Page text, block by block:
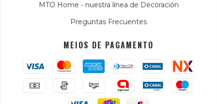
MTO Home - nuestra línea de Decoración
Preguntas Frecuentes
MEIOS DE PAGAMENTO